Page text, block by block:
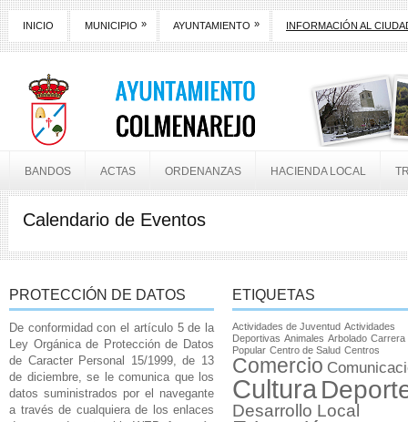
INICIO MUNICIPIO » AYUNTAMIENTO » INFORMACIÓN AL
BANDOS ACTAS ORDENANZAS HACIENDA LOCAL
Calendario de Eventos
PROTECCIÓN DE DATOS
De conformidad con el artículo 5 de la
Ley Orgánica de Protección de Datos
de Caracter Personal 15/1999, de 13
de diciembre, se le comunica que los
datos suministrados por el navegante
a través de cualquiera de los enlaces
ETIQUETAS
Actividades de Juventud Actividades
Deportivas Animales Arbolado Carrera
Popular Centro de Salud Centros
Comercio
Cultura
Desarrollo Local